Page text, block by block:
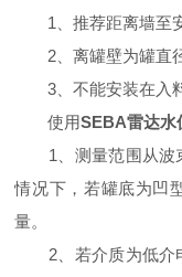
1、推荐距离墙至安
2、离罐壁为罐直径
3、不能安装在入料
使用SEBA雷达水
1、测量范围从波
情况下，若罐底为凹
量。
2、若介质为低介